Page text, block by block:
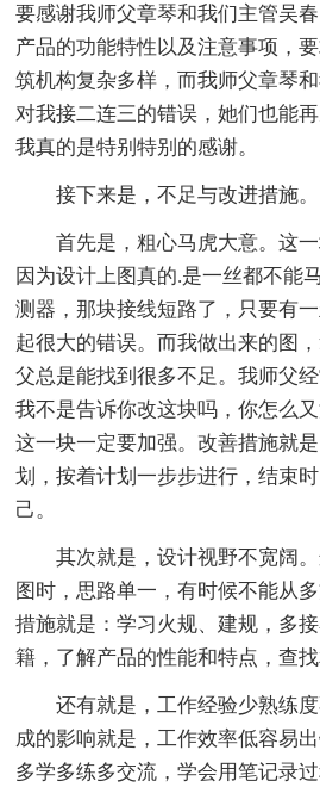
要感谢我师父章琴和我们主管吴
产品的功能特性以及注意事项，
筑机构复杂多样，而我师父章琴
对我接二连三的错误，她们也能
我真的是特别特别的感谢。
接下来是，不足与改进措施。
首先是，粗心马虎大意。这一
因为设计上图真的.是一丝都不能
测器，那块接线短路了，只要有
起很大的错误。而我做出来的图
父总是能找到很多不足。我师父
我不是告诉你改这块吗，你怎么
这一块一定要加强。改善措施就
划，按着计划一步步进行，结束
己。
其次就是，设计视野不宽阔。
图时，思路单一，有时候不能从
措施就是：学习火规、建规，多
籍，了解产品的性能和特点，查找
还有就是，工作经验少熟练度
成的影响就是，工作效率低容易
多学多练多交流，学会用笔记录